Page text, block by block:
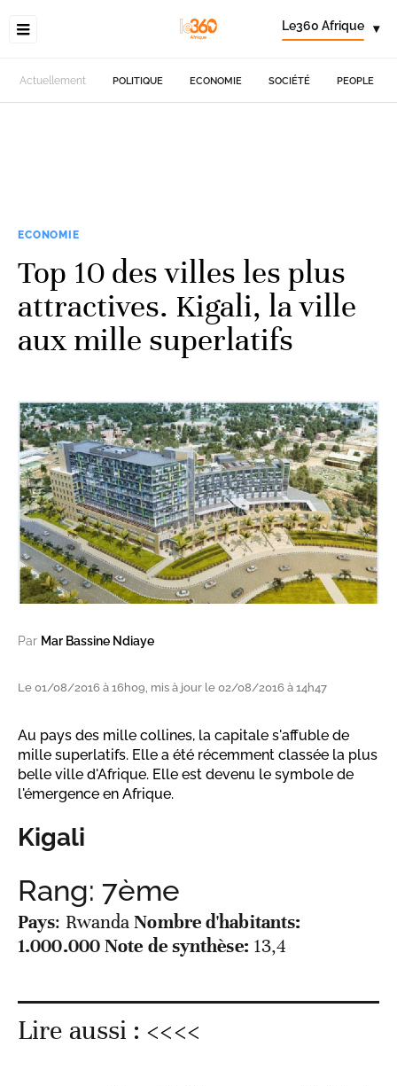
Le360 Afrique ▾
Actuellement POLITIQUE ECONOMIE SOCIÉTÉ PEOPLE
ECONOMIE
Top 10 des villes les plus
attractives. Kigali, la ville
aux mille superlatifs
Par Mar Bassine Ndiaye
Le 01/08/2016 à 16h09, mis à jour le 02/08/2016 à 14h47
Au pays des mille collines, la capitale s'affuble de
mille superlatifs. Elle a été récemment classée la plus
belle ville d'Afrique. Elle est devenu le symbole de
l'émergence en Afrique.
Kigali
Rang: 7ème
Pays: RwandaNombre d'habitants:
1.000.000Note de synthèse: 13,4
Lire aussi : <<<<